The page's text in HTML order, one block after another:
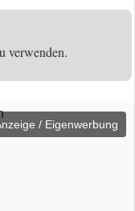
verwenden.
/ Eigenwerbung